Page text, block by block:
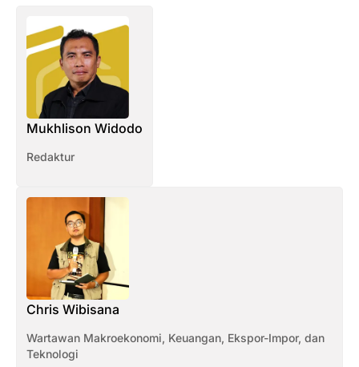
Mukhlison Widodo
Redaktur
Chris Wibisana
Wartawan Makroekonomi, Keuangan, Ekspor-Impor, dan
Teknologi